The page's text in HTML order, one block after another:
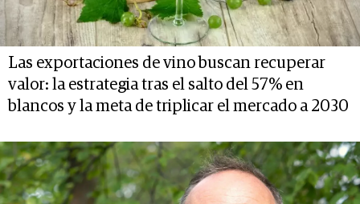
Las exportaciones de vino buscan recuperar
valor: la estrategia tras el salto del 57% en
blancos y la meta de triplicar el mercado a 2030